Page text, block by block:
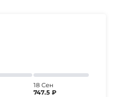
18 Сен
747.5 ₽